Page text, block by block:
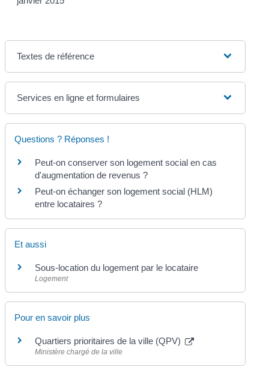
Textes de référence
Services en ligne et formulaires
Questions ? Réponses !
Peut-on conserver son logement social en cas
d'augmentation de revenus ?
Peut-on échanger son logement social (HLM)
entre locataires ?
Et aussi
Sous-location du logement par le locataire
Logement
Pour en savoir plus
Quartiers prioritaires de la ville (QPV)
Ministère chargé de la ville